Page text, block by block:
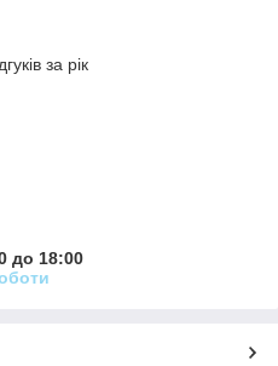
за рік
до 18:00